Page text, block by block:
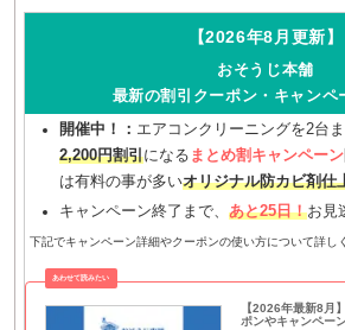
【2026年8月更新】
おそうじ本舗
最新の割引クーポン・キャンペ
開催中！： エアコンクリーニングを2台
2,200円割引になる まとめ割キャンペーン
は有料の事が多いオリジナル防カビ剤仕
キャンペーン終了まで、 あと25日！お見
下記でキャンペーン詳細やクーポンの使い方について詳し
【2026年最新8月
ポンやキャンペー